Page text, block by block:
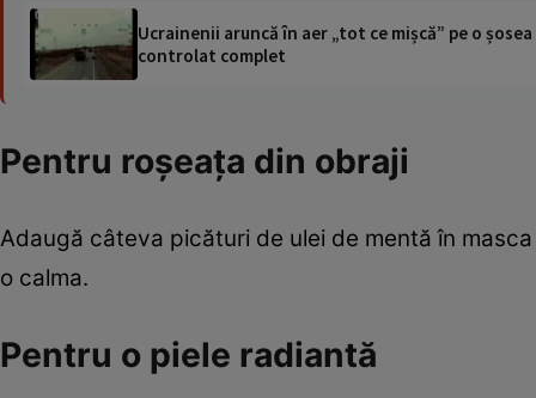
Ucrainenii aruncă în aer „tot ce mișcă” pe o
controlat complet
Pentru roşeaţa din obraji
Adaugă câteva picături de ulei de mentă în
o calma.
Pentru o piele radiantă